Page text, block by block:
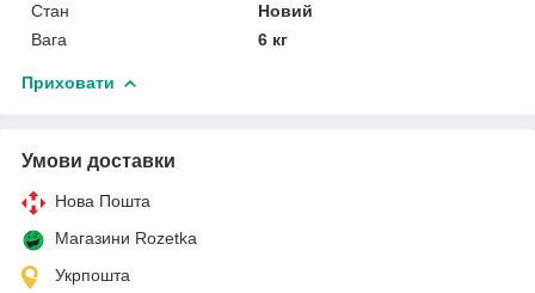
Стан
Новий
Вага
6 кг
Приховати
Умови доставки
Нова Пошта
Магазини Rozetka
Укрпошта